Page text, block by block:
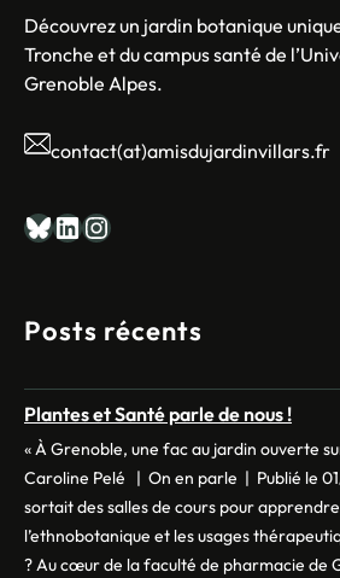
Découvrez un jardin botanique
Tronche et du campus santé de
Grenoble Alpes.
contact(at)amisdujardinvillars.fr
Bluesky LinkedIn Instagram
Posts récents
Plantes et Santé parle de nous !
« À Grenoble, une fac au jardin ouverte
Caroline Pelé | On en parle | Publié le
sortait des salles de cours pour
l’ethnobotanique et les usages
? Au cœur de la faculté de pharmacie de